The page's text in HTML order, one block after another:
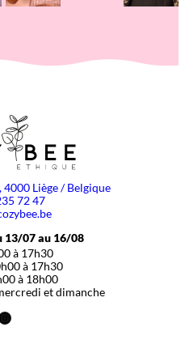
4000 Liège / Belgique
72 47
13/07 au 16/08
à 17h30
à 17h30
à 18h00
et dimanche